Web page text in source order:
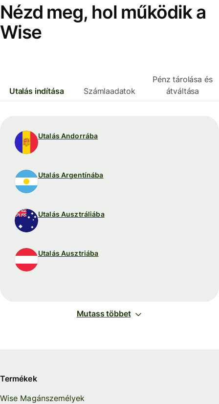
Nézd meg, hol működik a
Wise
Utalás indítása Számlaadatok
Pénz tárolása és
átváltása
Utalás Andorrába
Utalás Argentínába
Utalás Ausztráliába
Utalás Ausztriába
Mutass többet
Termékek
Wise Magánszemélyek